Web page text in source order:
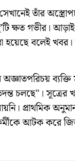
তাঁর
ক্ষত গভীর।
হয়েছে বলেই
অজ্ঞাতপরিচয়
চলছে"। সূত্রের
প্রাথমিক
আটক করে